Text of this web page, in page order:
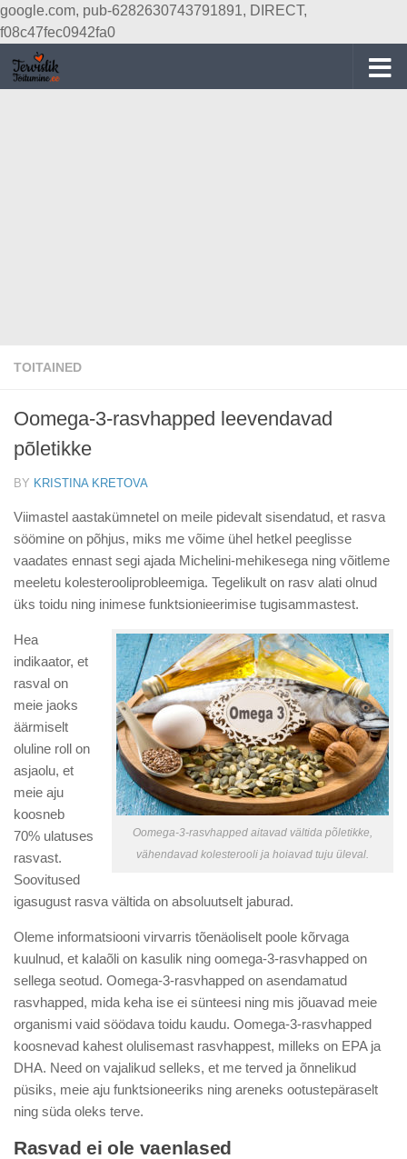
google.com, pub-6282630743791891, DIRECT,
f08c47fec0942fa0
Skip to content
TOITAINED
Oomega-3-rasvhapped leevendavad
põletikke
BY KRISTINA KRETOVA
Viimastel aastakümnetel on meile pidevalt sisendatud, et rasva
söömine on põhjus, miks me võime ühel hetkel peeglisse
vaadates ennast segi ajada Michelini-mehikesega ning võitleme
meeletu kolesterooliprobleemiga. Tegelikult on rasv alati olnud
üks toidu ning inimese funktsionieerimise tugisammastest.
Oomega-3-rasvhapped aitavad vältida põletikke,
vähendavad kolesterooli ja hoiavad tuju üleval.
Hea
indikaator, et
rasval on
meie jaoks
äärmiselt
oluline roll on
asjaolu, et
meie aju
koosneb
70% ulatuses
rasvast.
Soovitused
igasugust rasva vältida on absoluutselt jaburad.
Oleme informatsiooni virvarris tõenäoliselt poole kõrvaga
kuulnud, et kalaõli on kasulik ning oomega-3-rasvhapped on
sellega seotud. Oomega-3-rasvhapped on asendamatud
rasvhapped, mida keha ise ei sünteesi ning mis jõuavad meie
organismi vaid söödava toidu kaudu. Oomega-3-rasvhapped
koosnevad kahest olulisemast rasvhappest, milleks on EPA ja
DHA. Need on vajalikud selleks, et me terved ja õnnelikud
püsiks, meie aju funktsioneeriks ning areneks ootustepäraselt
ning süda oleks terve.
Rasvad ei ole vaenlased